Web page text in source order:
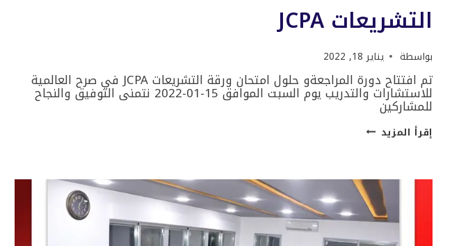
التشريعات JCPA
بواسطة يناير 18, 2022
تم افتتاح دورة المراجعةو حلول امتحان ورقة التشريعات JCPA في صرح العالمية
للاستشارات والتدريب يوم السبت الموافق 15-01-2022 نتمنى التوفيق والنجاح
للمشاركين
إقرأ المزيد دورة
المراجعةو
التشريعات
JCPA